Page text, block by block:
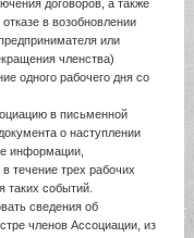
договоров, а также
в возобновлении
или
членства)
одного рабочего дня со
в письменной
о наступлении
информации,
течение трех рабочих
таких событий.
сведения об
членов Ассоциации, из